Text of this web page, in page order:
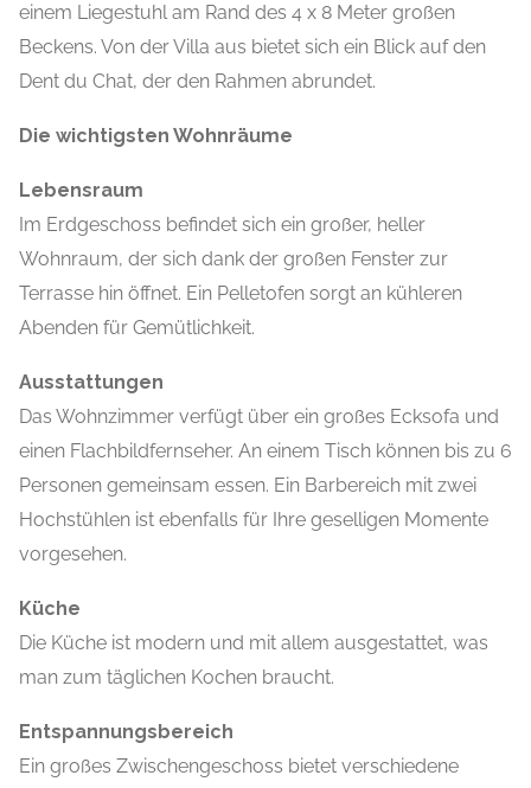
einem Liegestuhl am Rand des 4 x 8 Meter großen
Beckens. Von der Villa aus bietet sich ein Blick auf den
Dent du Chat, der den Rahmen abrundet.
Die wichtigsten Wohnräume
Lebensraum
Im Erdgeschoss befindet sich ein großer, heller
Wohnraum, der sich dank der großen Fenster zur
Terrasse hin öffnet. Ein Pelletofen sorgt an kühleren
Abenden für Gemütlichkeit.
Ausstattungen
Das Wohnzimmer verfügt über ein großes Ecksofa und
einen Flachbildfernseher. An einem Tisch können bis zu 6
Personen gemeinsam essen. Ein Barbereich mit zwei
Hochstühlen ist ebenfalls für Ihre geselligen Momente
vorgesehen.
Küche
Die Küche ist modern und mit allem ausgestattet, was
man zum täglichen Kochen braucht.
Entspannungsbereich
Ein großes Zwischengeschoss bietet verschiedene